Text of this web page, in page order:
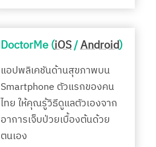
DoctorMe (iOS/Android)
แอปพลิเคชันด้านสุขภาพบน
Smartphone ตัวแรกของคน
ไทย ให้คุณรู้วิธีดูแลตัวเองจาก
อาการเจ็บป่วยเบื้องต้นด้วย
ตนเอง